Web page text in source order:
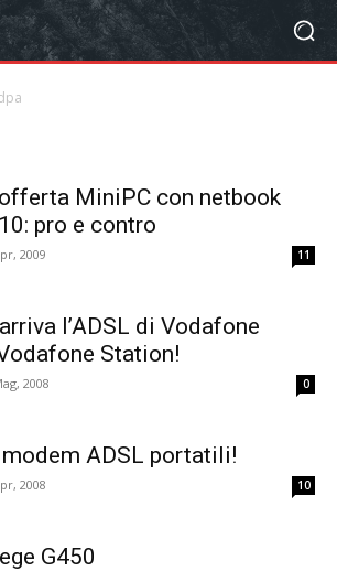
MiniPC con netbook
pro e contro
2009 11
l’ADSL di Vodafone
Station!
2008 0
ADSL portatili!
2008 10
G450